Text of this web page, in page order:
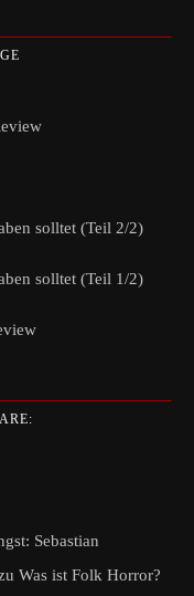
solltet (Teil 2/2)
solltet (Teil 1/2)
Sebastian
Was ist Folk Horror?